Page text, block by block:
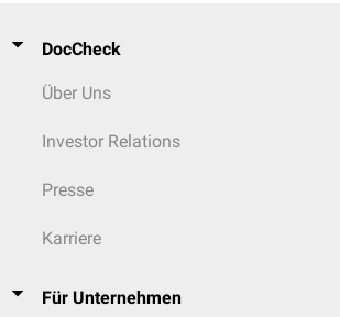
DocCheck
Über Uns
Investor Relations
Presse
Karriere
Für Unternehmen